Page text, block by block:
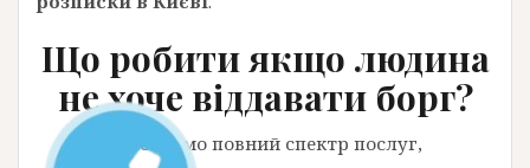
Що робити якщо людина
не хоче віддавати борг?
Ми пропонуємо повний спектр послуг,